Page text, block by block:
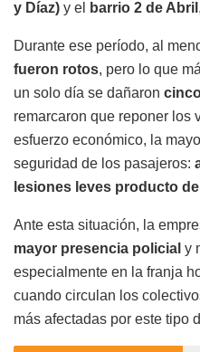
y Díaz) y el barrio 2 de Abril
Durante ese período, al
fueron rotos, pero lo que
un solo día se dañaron
remarcaron que reponer los
esfuerzo económico, la
seguridad de los pasajeros:
lesiones leves producto
Ante esta situación, la
mayor presencia policial y
especialmente en la franja
cuando circulan los
más afectadas por este tipo